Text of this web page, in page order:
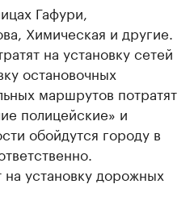
Гафури,
Химическая и другие.
на установку сетей
остановочных
маршрутов потратят
полицейские» и
обойдутся городу в
установку дорожных